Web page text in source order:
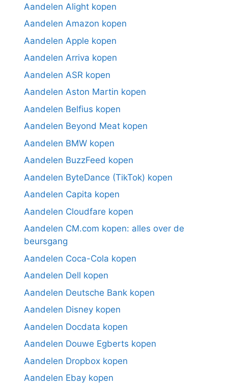
Aandelen Alight kopen
Aandelen Amazon kopen
Aandelen Apple kopen
Aandelen Arriva kopen
Aandelen ASR kopen
Aandelen Aston Martin kopen
Aandelen Belfius kopen
Aandelen Beyond Meat kopen
Aandelen BMW kopen
Aandelen BuzzFeed kopen
Aandelen ByteDance (TikTok) kopen
Aandelen Capita kopen
Aandelen Cloudfare kopen
Aandelen CM.com kopen: alles over de
beursgang
Aandelen Coca-Cola kopen
Aandelen Dell kopen
Aandelen Deutsche Bank kopen
Aandelen Disney kopen
Aandelen Docdata kopen
Aandelen Douwe Egberts kopen
Aandelen Dropbox kopen
Aandelen Ebay kopen